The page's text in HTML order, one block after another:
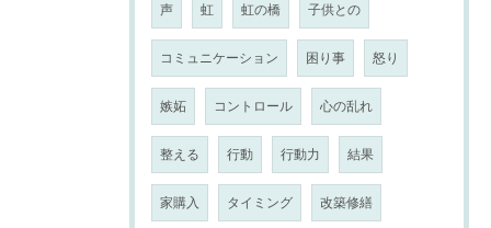
声 虹 虹の橋 子供との
コミュニケーション 困り事 怒り
嫉妬 コントロール 心の乱れ
整える 行動 行動力 結果
家購入 タイミング 改築修繕